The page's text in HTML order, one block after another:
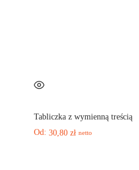
Tabliczka z wymienną treścią
Od: 30,80 zł netto